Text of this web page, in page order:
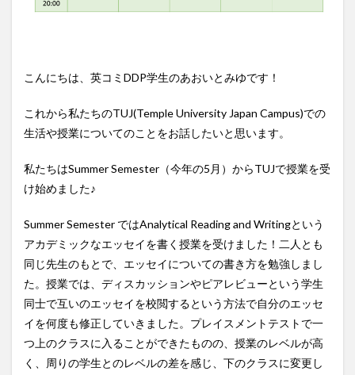
こんにちは、英コミDDP学生のあおいとみゆです！
これから私たちのTUJ(Temple University Japan Campus)での
生活や授業についてのことをお話したいと思います。
私たちはSummer Semester（今年の5月）からTUJで授業を受
け始めました♪
Summer Semester ではAnalytical Reading and Writingという
アカデミックなエッセイを書く授業を受けました！二人とも
同じ先生のもとで、エッセイについての書き方を勉強しまし
た。授業では、ディスカッションやピアレビューという学生
同士で互いのエッセイを校閲するという方法で自分のエッセ
イを何度も修正していきました。プレイスメントテストで一
つ上のクラスに入ることができたものの、授業のレベルが高
く、周りの学生とのレベルの差を感じ、下のクラスに変更し